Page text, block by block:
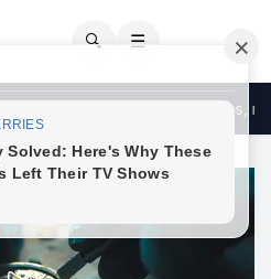
🔍 ☰
në zbatimin e Planit të Rritjes,